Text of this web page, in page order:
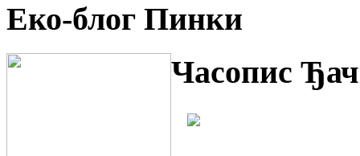
Еко-блог Пинки
Часопис